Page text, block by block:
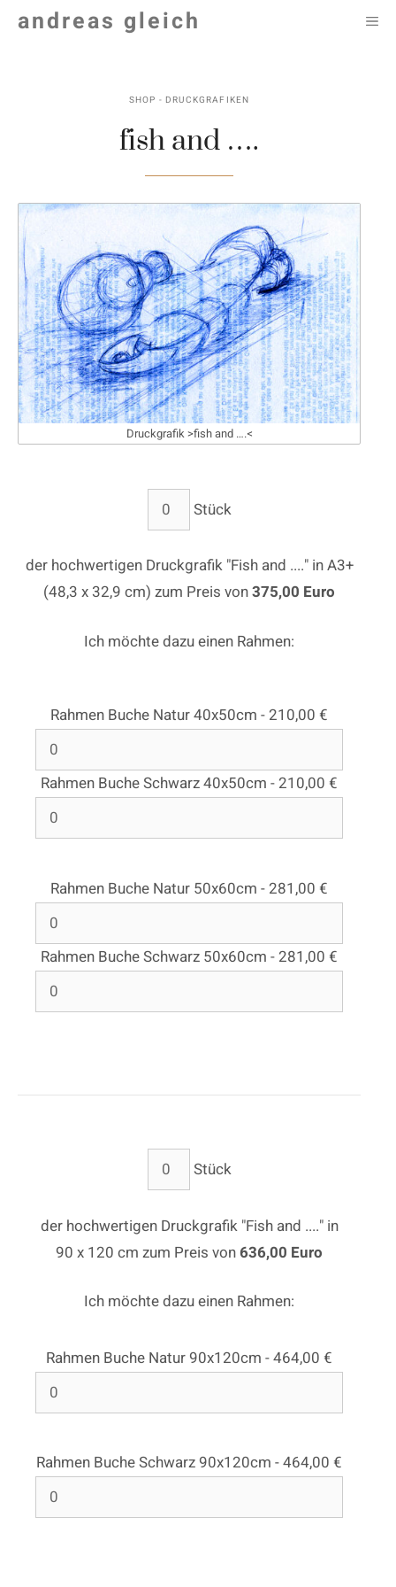
Zumandreas gleich
SHOP - DRUCKGRAFIKEN
fish and ….
Druckgrafik >fish and ….<
Stück
der hochwertigen Druckgrafik "Fish and ...." in A3+
(48,3 x 32,9 cm) zum Preis von375,00 Euro
Ich möchte dazu einen Rahmen:
Rahmen Buche Natur 40x50cm - 210,00 €
Rahmen Buche Schwarz 40x50cm - 210,00 €
Rahmen Buche Natur 50x60cm - 281,00 €
Rahmen Buche Schwarz 50x60cm - 281,00 €
Stück
der hochwertigen Druckgrafik "Fish and ...." in
90 x 120 cm zum Preis von636,00 Euro
Ich möchte dazu einen Rahmen:
Rahmen Buche Natur 90x120cm - 464,00 €
Rahmen Buche Schwarz 90x120cm - 464,00 €